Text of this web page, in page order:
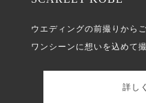
ウエディングの前撮りから
ワンシーンに想いを込めて
詳し